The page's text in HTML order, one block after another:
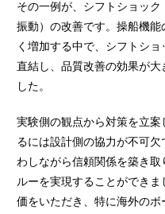
その一例が、シフトショッ
振動）の改善です。操船機
く増加する中で、シフトシ
直結し、品質改善の効果が
した。
実験側の観点から対策を立
るには設計側の協力が不可
わしながら信頼関係を築き
ルーを実現することができ
価をいただき、特に海外の